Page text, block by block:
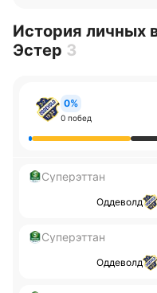
История личных
Эстер 3
0%
0 побед
Суперэттан
Оддеволд
Суперэттан
Оддеволд